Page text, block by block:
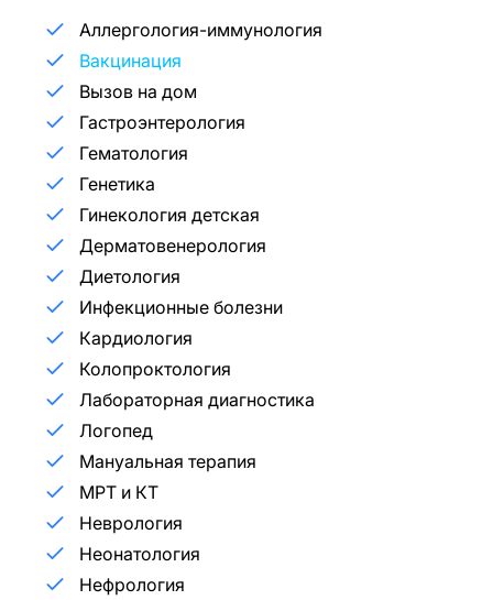
Аллергология-иммунология
Вакцинация
Вызов на дом
Гастроэнтерология
Гематология
Генетика
Гинекология детская
Дерматовенерология
Диетология
Инфекционные болезни
Кардиология
Колопроктология
Лабораторная диагностика
Логопед
Мануальная терапия
МРТ и КТ
Неврология
Неонатология
Нефрология